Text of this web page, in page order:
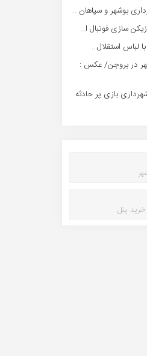
بوشهر و سپاهان ...
سازی فوتبال ا...
لباس استقلال...
در بروجن/ عکس :
بازی پر حادثه